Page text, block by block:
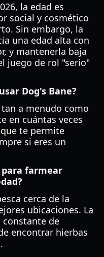
la edad es
social y cosmético
Sin embargo, la
una edad alta con
y mantenerla baja
juego de rol "serio"
Dog's Bane?
tan a menudo como
en cuántas veces
te permite
si eres un
para farmear
cerca de la
ubicaciones. La
de
encontrar hierbas